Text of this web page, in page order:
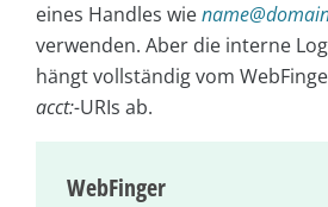
eines Handles wie
verwenden. Aber die interne
hängt vollständig vom
acct:-URIs ab.
WebFinger